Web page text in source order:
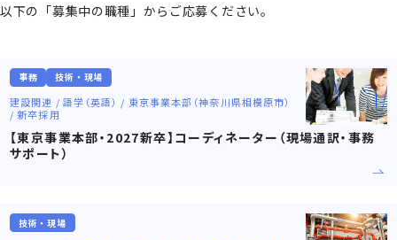
以下の「募集中の職種」からご応募ください。
事務 技術・現場
建設関連 / 語学（英語） / 東京事業本部（神奈川県相模原市）
/ 新卒採用
【東京事業本部・2027新卒】コーディネーター（現場通訳・事務
サポート）
技術・現場